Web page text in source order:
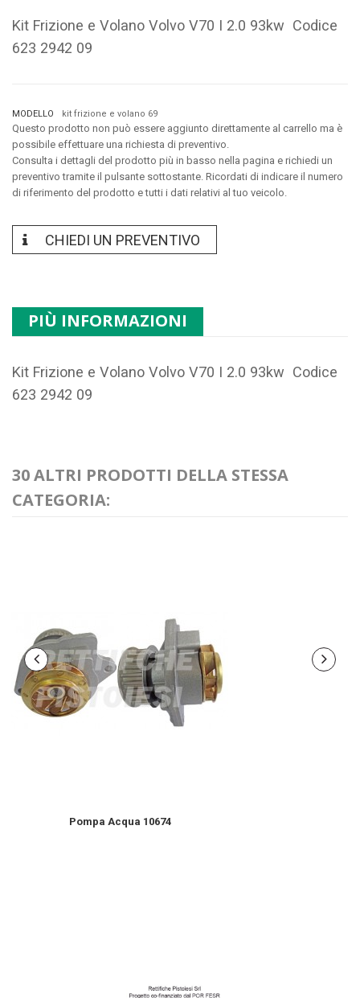
Kit Frizione e Volano Volvo V70 I 2.0 93kw Codice
623 2942 09
MODELLO kit frizione e volano 69
Questo prodotto non può essere aggiunto direttamente al carrello ma è
possibile effettuare una richiesta di preventivo.
Consulta i dettagli del prodotto più in basso nella pagina e richiedi un
preventivo tramite il pulsante sottostante. Ricordati di indicare il numero
di riferimento del prodotto e tutti i dati relativi al tuo veicolo.
CHIEDI UN PREVENTIVO
PIÙ INFORMAZIONI
Kit Frizione e Volano Volvo V70 I 2.0 93kw Codice
623 2942 09
30 ALTRI PRODOTTI DELLA STESSA
CATEGORIA:
Pompa Acqua 10674